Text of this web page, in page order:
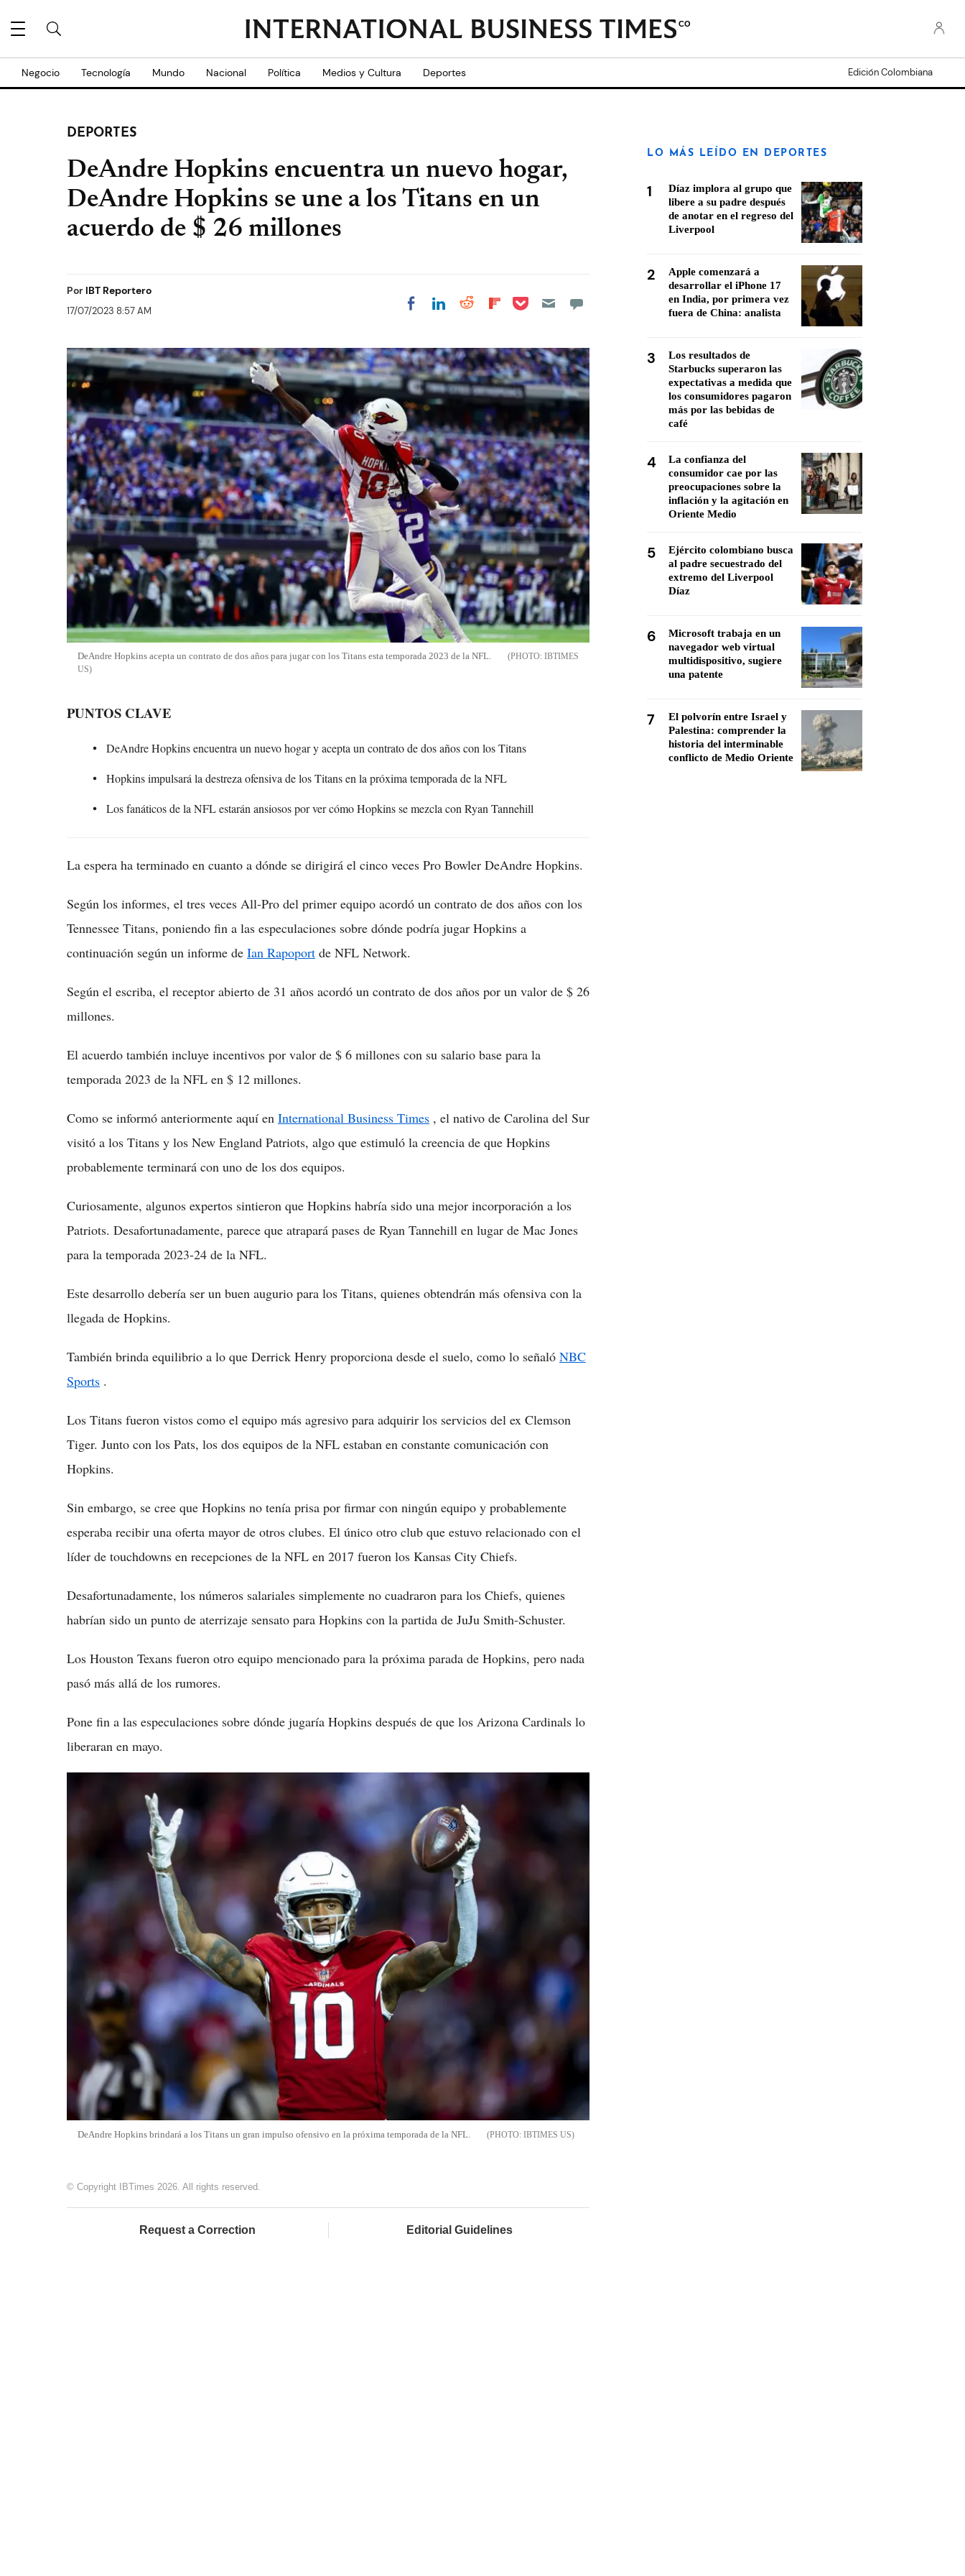
CO
Negocio Tecnología Mundo Nacional Política Medios y Cultura Deportes Edición Colombiana
DEPORTES
DeAndre Hopkins encuentra un nuevo hogar,
DeAndre Hopkins se une a los Titans en un
acuerdo de $ 26 millones
Por IBT Reportero
17/07/2023 8:57 AM Share on Facebook
Share on LinkedIn
Share on Reddit
Share on
Share on Pocket
DeAndre Hopkins acepta un contrato de dos años para jugar con los Titans esta temporada 2023 de la NFL.
IBTIMES
US
PUNTOS CLAVE
DeAndre Hopkins encuentra un nuevo hogar y acepta un contrato de dos años con los Titans
Hopkins impulsará la destreza ofensiva de los Titans en la próxima temporada de la NFL
Los fanáticos de la NFL estarán ansiosos por ver cómo Hopkins se mezcla con Ryan Tannehill
La espera ha terminado en cuanto a dónde se dirigirá el cinco veces Pro Bowler DeAndre Hopkins.
Según los informes, el tres veces All-Pro del primer equipo acordó un contrato de dos años con los
Tennessee Titans, poniendo fin a las especulaciones sobre dónde podría jugar Hopkins a
continuación según un informe de Ian Rapoport de NFL Network.
Según el escriba, el receptor abierto de 31 años acordó un contrato de dos años por un valor de $ 26
millones.
El acuerdo también incluye incentivos por valor de $ 6 millones con su salario base para la
temporada 2023 de la NFL en $ 12 millones.
Como se informó anteriormente aquí en International Business Times , el nativo de Carolina del Sur
visitó a los Titans y los New England Patriots, algo que estimuló la creencia de que Hopkins
probablemente terminará con uno de los dos equipos.
Curiosamente, algunos expertos sintieron que Hopkins habría sido una mejor incorporación a los
Patriots. Desafortunadamente, parece que atrapará pases de Ryan Tannehill en lugar de Mac Jones
para la temporada 2023-24 de la NFL.
Este desarrollo debería ser un buen augurio para los Titans, quienes obtendrán más ofensiva con la
llegada de Hopkins.
También brinda equilibrio a lo que Derrick Henry proporciona desde el suelo, como lo señaló NBC
Sports .
Los Titans fueron vistos como el equipo más agresivo para adquirir los servicios del ex Clemson
Tiger. Junto con los Pats, los dos equipos de la NFL estaban en constante comunicación con
Hopkins.
Sin embargo, se cree que Hopkins no tenía prisa por firmar con ningún equipo y probablemente
esperaba recibir una oferta mayor de otros clubes. El único otro club que estuvo relacionado con el
líder de touchdowns en recepciones de la NFL en 2017 fueron los Kansas City Chiefs.
Desafortunadamente, los números salariales simplemente no cuadraron para los Chiefs, quienes
habrían sido un punto de aterrizaje sensato para Hopkins con la partida de JuJu Smith-Schuster.
Los Houston Texans fueron otro equipo mencionado para la próxima parada de Hopkins, pero nada
pasó más allá de los rumores.
Pone fin a las especulaciones sobre dónde jugaría Hopkins después de que los Arizona Cardinals lo
liberaran en mayo.
DeAndre Hopkins brindará a los Titans un gran impulso ofensivo en la próxima temporada de la NFL. IBTIMES US
© Copyright IBTimes 2026. All rights reserved.
Request a Correction Editorial Guidelines
LO MÁS LEÍDO EN DEPORTES
1
Díaz implora al grupo que
libere a su padre después
de anotar en el regreso del
Liverpool
2
Apple comenzará a
desarrollar el iPhone 17
en India, por primera vez
fuera de China: analista
3
Los resultados de
Starbucks superaron las
expectativas a medida que
los consumidores pagaron
más por las bebidas de
café
4
La confianza del
consumidor cae por las
preocupaciones sobre la
inflación y la agitación en
Oriente Medio
5
Ejército colombiano busca
al padre secuestrado del
extremo del Liverpool
Díaz
6
Microsoft trabaja en un
navegador web virtual
multidispositivo, sugiere
una patente
7
El polvorín entre Israel y
Palestina: comprender la
historia del interminable
conflicto de Medio Oriente